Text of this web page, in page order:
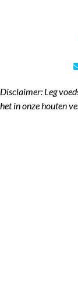
Disclaimer: Leg
het in onze houten